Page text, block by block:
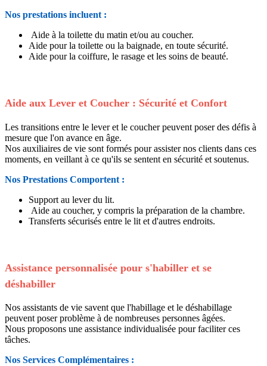
Nos prestations incluent :
Aide à la toilette du matin et/ou au coucher.
Aide pour la toilette ou la baignade, en toute sécurité.
Aide pour la coiffure, le rasage et les soins de beauté.
Aide aux Lever et Coucher : Sécurité et Confort
Les transitions entre le lever et le coucher peuvent poser des défis à
mesure que l'on avance en âge.
Nos auxiliaires de vie sont formés pour assister nos clients dans ces
moments, en veillant à ce qu'ils se sentent en sécurité et soutenus.
Nos Prestations Comportent :
Support au lever du lit.
Aide au coucher, y compris la préparation de la chambre.
Transferts sécurisés entre le lit et d'autres endroits.
Assistance personnalisée pour s'habiller et se
déshabiller
Nos assistants de vie savent que l'habillage et le déshabillage
peuvent poser problème à de nombreuses personnes âgées.
Nous proposons une assistance individualisée pour faciliter ces
tâches.
Nos Services Complémentaires :